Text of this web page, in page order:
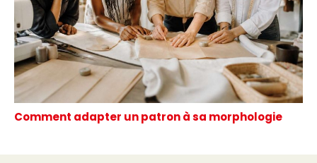
Comment adapter un patron à sa morphologie